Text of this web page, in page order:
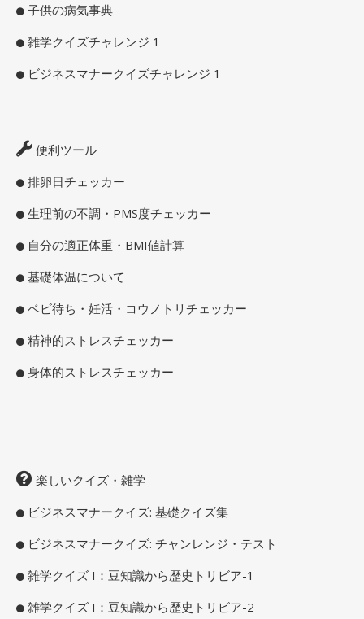
子供の病気事典
雑学クイズチャレンジ 1
ビジネスマナークイズチャレンジ 1
便利ツール
排卵日チェッカー
生理前の不調・PMS度チェッカー
自分の適正体重・BMI値計算
基礎体温について
ベビ待ち・妊活・コウノトリチェッカー
精神的ストレスチェッカー
身体的ストレスチェッカー
楽しいクイズ・雑学
ビジネスマナークイズ: 基礎クイズ集
ビジネスマナークイズ: チャンレンジ・テスト
雑学クイズ I：豆知識から歴史トリビア-1
雑学クイズ I：豆知識から歴史トリビア-2